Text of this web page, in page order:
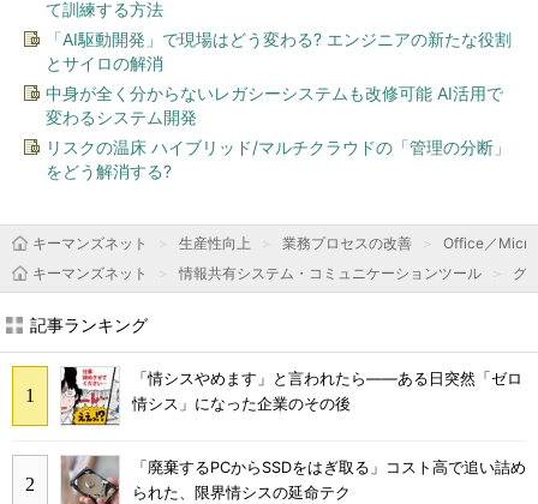
て訓練する方法
「AI駆動開発」で現場はどう変わる? エンジニアの新たな役割
とサイロの解消
中身が全く分からないレガシーシステムも改修可能 AI活用で
変わるシステム開発
リスクの温床 ハイブリッド/マルチクラウドの「管理の分断」
をどう解消する?
キーマンズネット 生産性向上 業務プロセスの改善
Office／
キーマンズネット
情報共有システム・コミュニケーションツール グ
記事ランキング
「情シスやめます」と言われたら――ある日突然「ゼロ
情シス」になった企業のその後
「廃棄するPCからSSDをはぎ取る」コスト高で追い詰め
られた、限界情シスの延命テク